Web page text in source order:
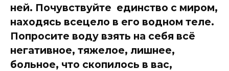
ней. Почувствуйте единство с миром,
находясь всецело в его водном теле.
Попросите воду взять на себя всё
негативное, тяжелое, лишнее,
больное, что скопилось в вас,